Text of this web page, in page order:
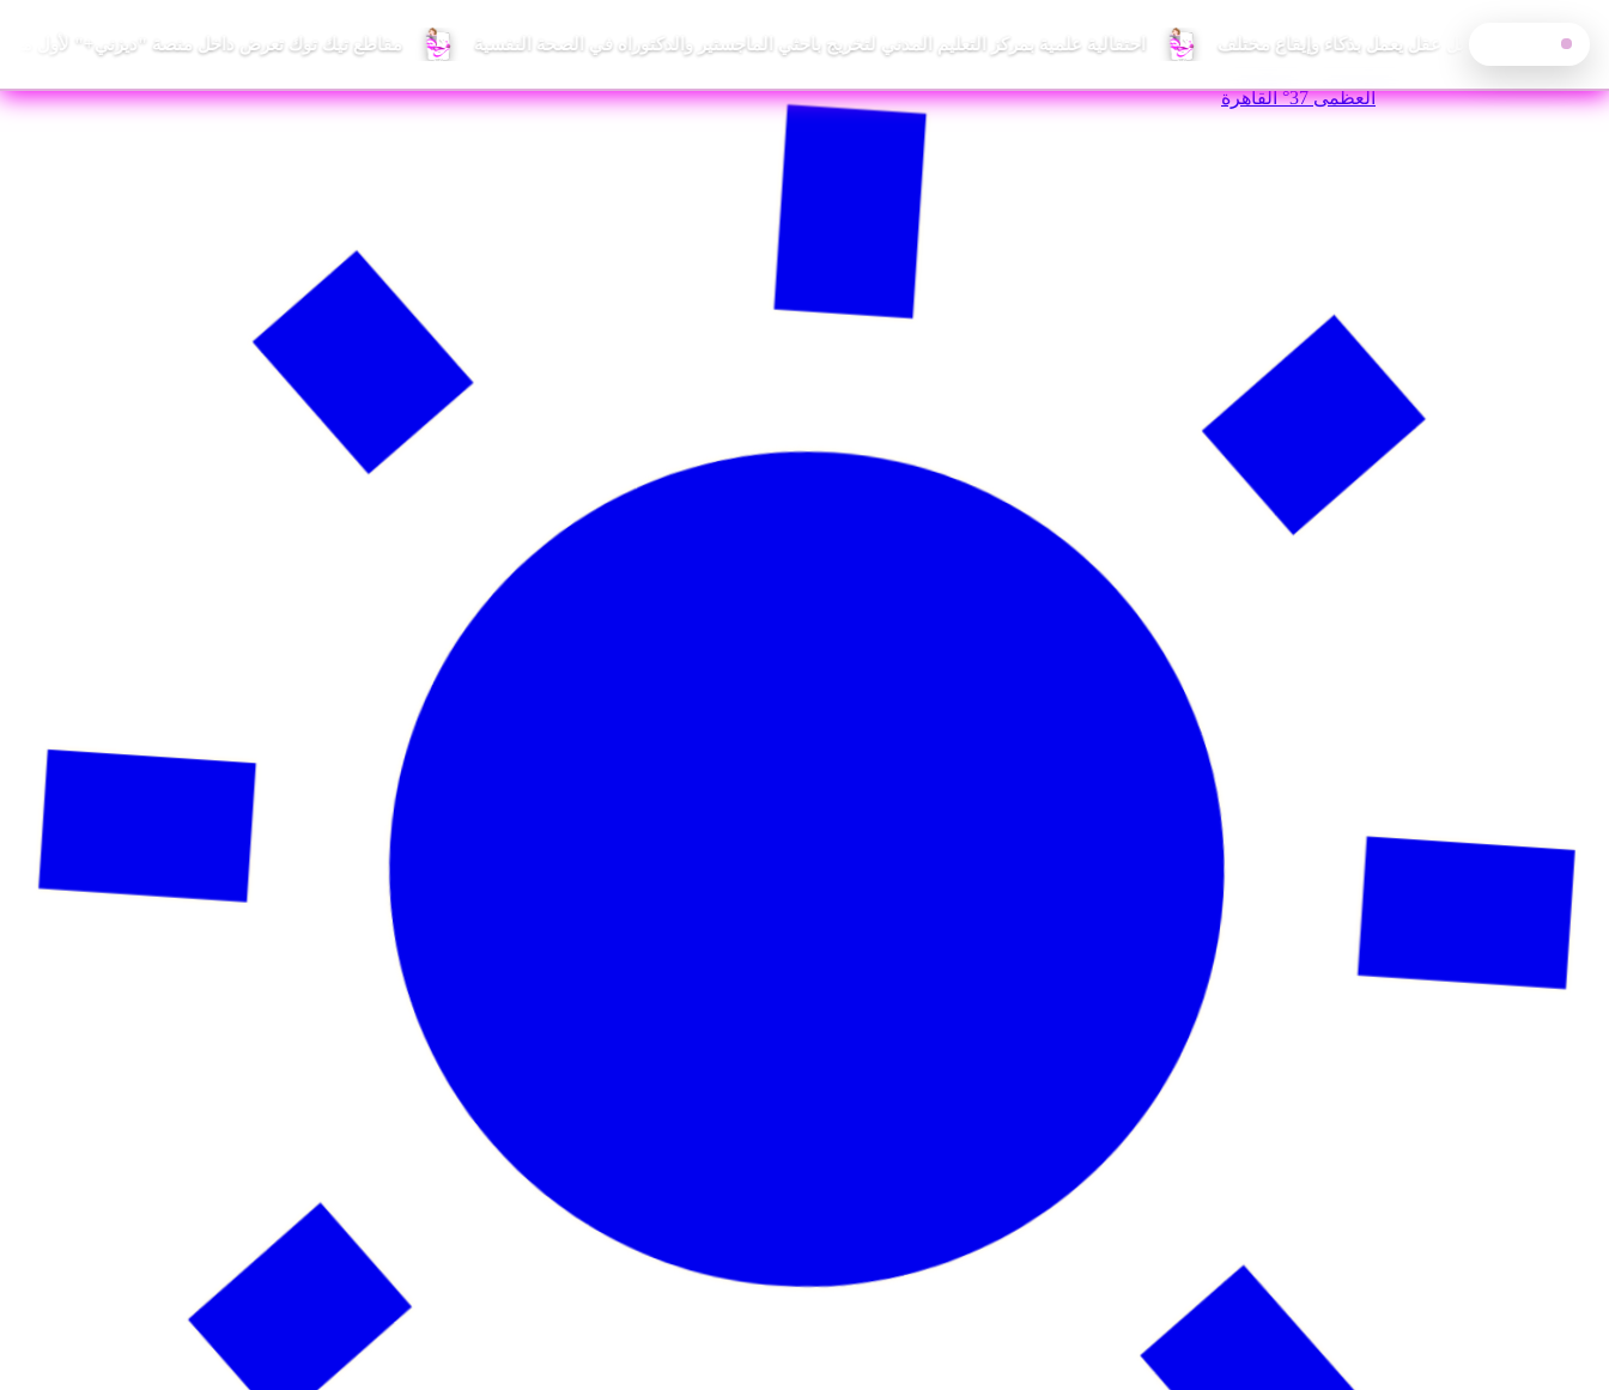
— السبت, 8 أغسطس 2026 العظمى 37° القاهرة
مقاطع تيك توك تعرض داخل منصة "ديزني+" لأول مرة احتفالية علمية بمركز التعليم المدني لتخريج باحثي الماجستير والدكتوراه في الصحة النفسية